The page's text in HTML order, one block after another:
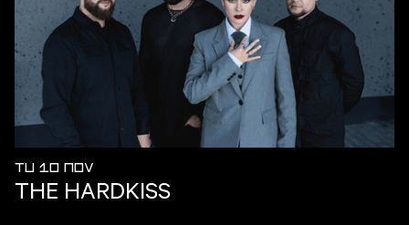
TU 10 NOV
THE HARDKISS